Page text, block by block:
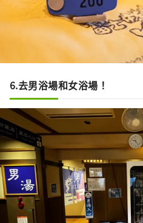
6.去男浴場和女浴場！